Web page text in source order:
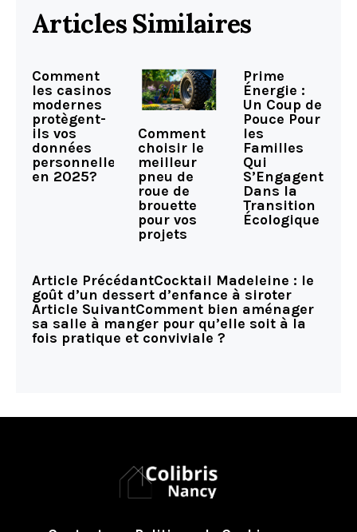
Articles Similaires
Comment
les casinos
modernes
protègent-
ils vos
données
personnelles
en 2025?
Comment
choisir le
meilleur
pneu de
roue de
brouette
pour vos
projets
Prime
Énergie :
Un Coup de
Pouce Pour
les
Familles
Qui
S’Engagent
Dans la
Transition
Écologique
Article PrécédantCocktail Madeleine : le
goût d’un dessert d’enfance à siroter
Article SuivantComment bien aménager
sa salle à manger pour qu’elle soit à la
fois pratique et conviviale ?